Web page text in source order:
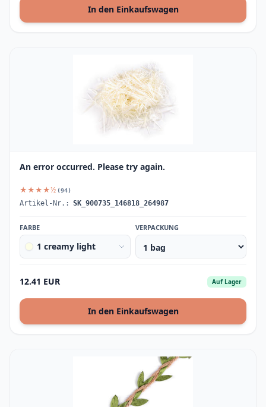
In den Einkaufswagen
An error occurred. Please try again.
★★★★½ (94)
Artikel-Nr.: SK_900735_146818_264987
FARBE
1 creamy light
VERPACKUNG
12.41 EUR Auf Lager
In den Einkaufswagen